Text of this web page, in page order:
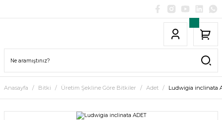
Anasayfa Bitki Üretim Şekline Göre Bitkiler Adet Ludwigia inclinata